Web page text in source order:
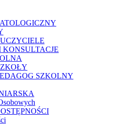
SZKOLNY